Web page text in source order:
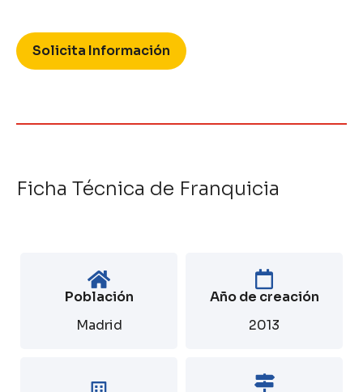
Solicita Información
Ficha Técnica de Franquicia
Población
Madrid
Año de creación
2013